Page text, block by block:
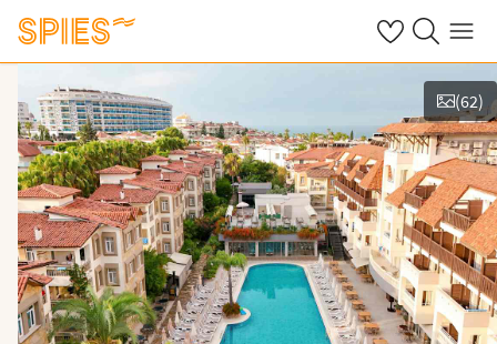
Se dine gemte
Søg påMenu
Vis film og billeder
(62)